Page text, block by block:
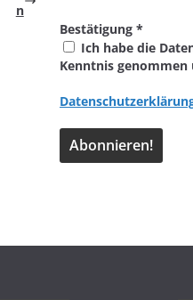
n
Bestätigung *
Ich habe die
Kenntnis